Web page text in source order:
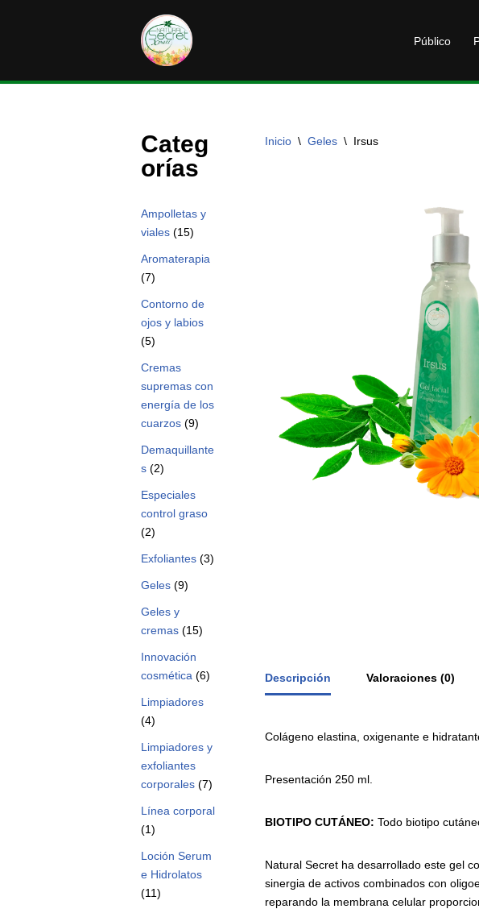
contenido
Público
Categ
orías
Ampolletas y
viales (15)
Aromaterapia
(7)
Contorno de
ojos y labios
(5)
Cremas
supremas con
energía de los
cuarzos (9)
Demaquillante
s (2)
Especiales
control graso
(2)
Exfoliantes (3)
Geles (9)
Geles y
cremas (15)
Innovación
cosmética (6)
Limpiadores
(4)
Limpiadores y
exfoliantes
corporales (7)
Línea corporal
(1)
Loción Serum
e Hidrolatos
(11)
Inicio \ Geles \ Irsus
Descripción Valoraciones (0)
Colágeno elastina, oxigenante e
Presentación 250 ml.
BIOTIPO CUTÁNEO: Todo biotipo
Natural Secret ha desarrollado este gel
sinergia de activos combinados con
reparando la membrana celular